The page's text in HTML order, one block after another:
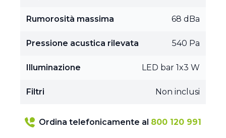
Rumorosità massima 68 dBa
Pressione acustica rilevata 540 Pa
Illuminazione LED bar 1x3 W
Filtri Non inclusi
Ordina telefonicamente al 800 120 991